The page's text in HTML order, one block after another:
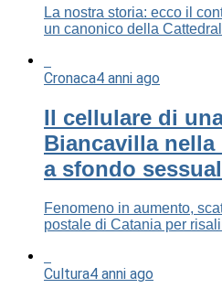
La nostra storia: ecco il
un canonico della
Cronaca4 anni ago
Il cellulare di
Biancavilla nella
a sfondo
Fenomeno in aumento,
postale di Catania per
Cultura4 anni ago